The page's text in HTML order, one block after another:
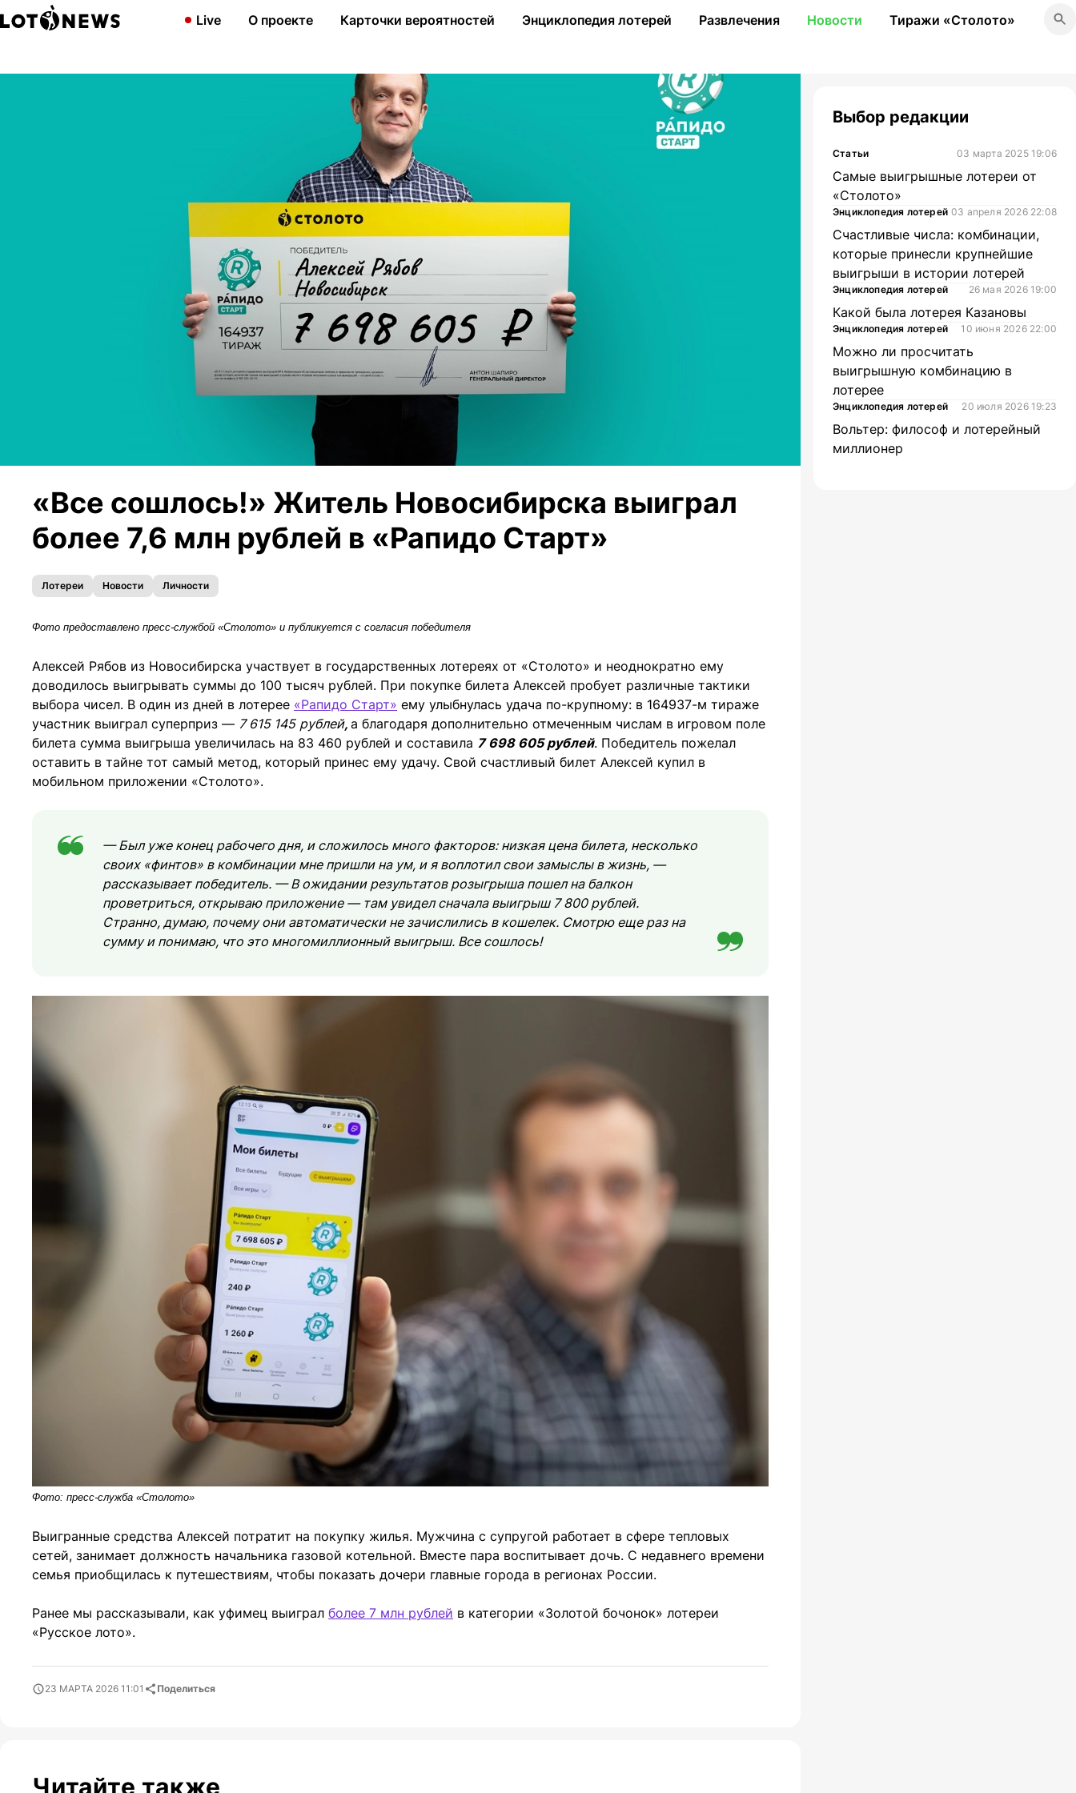
Live О проекте Карточки вероятностей Энциклопедия лотерей Развлечения Новости Тиражи «Столото»
«Все сошлось!» Житель Новосибирска выиграл
более 7,6 млн рублей в «Рапидо Старт»
Лотереи Новости Личности
Фото предоставлено пресс-службой «Столото» и публикуется с согласия победителя
Алексей Рябов из Новосибирска участвует в государственных лотереях от «Столото» и неоднократно ему
доводилось выигрывать суммы до 100 тысяч рублей. При покупке билета Алексей пробует различные тактики
выбора чисел. В один из дней в лотерее «Рапидо Старт» ему улыбнулась удача по-крупному: в 164937-м тираже
участник выиграл суперприз — 7 615 145 рублей, а благодаря дополнительно отмеченным числам в игровом поле
билета сумма выигрыша увеличилась на 83 460 рублей и составила 7 698 605 рублей. Победитель пожелал
оставить в тайне тот самый метод, который принес ему удачу. Свой счастливый билет Алексей купил в
мобильном приложении «Столото».
— Был уже конец рабочего дня, и сложилось много факторов: низкая цена билета, несколько
своих «финтов» в комбинации мне пришли на ум, и я воплотил свои замыслы в жизнь, —
рассказывает победитель. — В ожидании результатов розыгрыша пошел на балкон
проветриться, открываю приложение — там увидел сначала выигрыш 7 800 рублей.
Странно, думаю, почему они автоматически не зачислились в кошелек. Смотрю еще раз на
сумму и понимаю, что это многомиллионный выигрыш. Все сошлось!
Фото: пресс-служба «Столото»
Выигранные средства Алексей потратит на покупку жилья. Мужчина с супругой работает в сфере тепловых
сетей, занимает должность начальника газовой котельной. Вместе пара воспитывает дочь. С недавнего времени
семья приобщилась к путешествиям, чтобы показать дочери главные города в регионах России.
Ранее мы рассказывали, как уфимец выиграл более 7 млн рублей в категории «Золотой бочонок» лотереи
«Русское лото».
23 МАРТА 2026 11:01 Поделиться
Читайте также
Выбор редакции
Статьи 03 марта 2025 19:06
Самые выигрышные лотереи от
«Столото»
Энциклопедия лотерей 03 апреля 2026 22:08
Счастливые числа: комбинации,
которые принесли крупнейшие
выигрыши в истории лотерей
Энциклопедия лотерей 26 мая 2026 19:00
Какой была лотерея Казановы
Энциклопедия лотерей 10 июня 2026 22:00
Можно ли просчитать
выигрышную комбинацию в
лотерее
Энциклопедия лотерей 20 июля 2026 19:23
Вольтер: философ и лотерейный
миллионер